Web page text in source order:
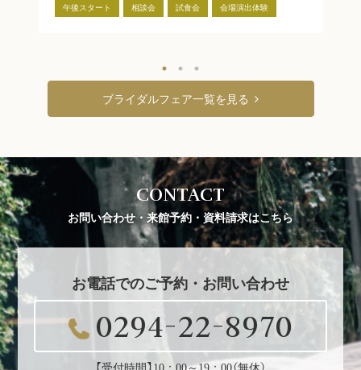
午後スタート
相談会 試食会 会場演出体験
ブライダルフェア一覧を見る
CONTACT
お問い合わせ・来館予約・資料請求はこちら
お電話でのご予約・お問い合わせ
0294-22-8970
【受付時間】10：00～19：00（無休）